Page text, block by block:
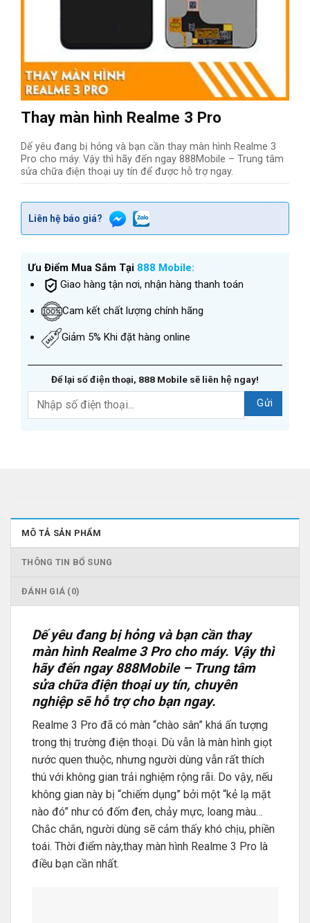
Thay màn hình Realme 3 Pro
Dế yêu đang bị hỏng và bạn cần thay màn hình Realme 3
Pro cho máy. Vậy thì hãy đến ngay 888Mobile – Trung tâm
sửa chữa điện thoại uy tín để được hỗ trợ ngay.
Liên hệ báo giá?
Ưu Điểm Mua Sắm Tại 888 Mobile:
Giao hàng tận nơi, nhận hàng thanh toán
Cam kết chất lượng chính hãng
Giảm 5% Khi đặt hàng online
Để lại số điện thoại, 888 Mobile sẽ liên hệ ngay!
MÔ TẢ SẢN PHẨM
THÔNG TIN BỔ SUNG
ĐÁNH GIÁ (0)
Dế yêu đang bị hỏng và bạn cần thay
màn hình Realme 3 Pro cho máy. Vậy thì
hãy đến ngay 888Mobile – Trung tâm
sửa chữa điện thoại uy tín, chuyên
nghiệp sẽ hỗ trợ cho bạn ngay.
Realme 3 Pro đã có màn “chào sân” khá ấn tượng
trong thị trường điện thoại. Dù vẫn là màn hình giọt
nước quen thuộc, nhưng người dùng vẫn rất thích
thú với không gian trải nghiệm rộng rãi. Do vậy, nếu
không gian này bị “chiếm dụng” bởi một “kẻ lạ mặt
nào đó” như có đốm đen, chảy mực, loang màu…
Chắc chắn, người dùng sẽ cảm thấy khó chịu, phiền
toái. Thời điểm này,thay màn hình Realme 3 Pro là
điều bạn cần nhất.